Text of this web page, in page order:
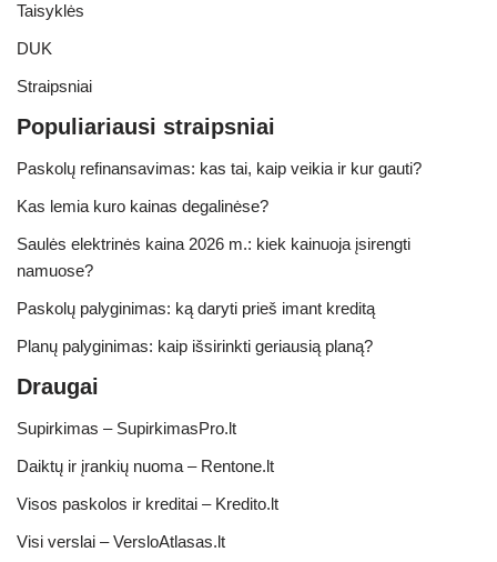
Taisyklės
DUK
Straipsniai
Populiariausi straipsniai
Paskolų refinansavimas: kas tai, kaip veikia ir kur gauti?
Kas lemia kuro kainas degalinėse?
Saulės elektrinės kaina 2026 m.: kiek kainuoja įsirengti
namuose?
Paskolų palyginimas: ką daryti prieš imant kreditą
Planų palyginimas: kaip išsirinkti geriausią planą?
Draugai
Supirkimas – SupirkimasPro.lt
Daiktų ir įrankių nuoma – Rentone.lt
Visos paskolos ir kreditai – Kredito.lt
Visi verslai – VersloAtlasas.lt